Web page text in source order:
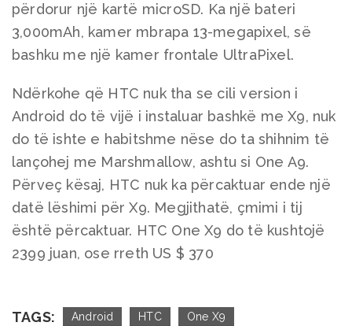
përdorur një kartë microSD. Ka një bateri
3,000mAh, kamer mbrapa 13-megapixel, së
bashku me një kamer frontale UltraPixel.
Ndërkohe që HTC nuk tha se cili version i
Android do të vijë i instaluar bashkë me X9, nuk
do të ishte e habitshme nëse do ta shihnim të
lançohej me Marshmallow, ashtu si One A9.
Përveç kësaj, HTC nuk ka përcaktuar ende një
datë lëshimi për X9. Megjithatë, çmimi i tij
është përcaktuar. HTC One X9 do të kushtojë
2399 juan, ose rreth US $ 370
TAGS: Android HTC One X9